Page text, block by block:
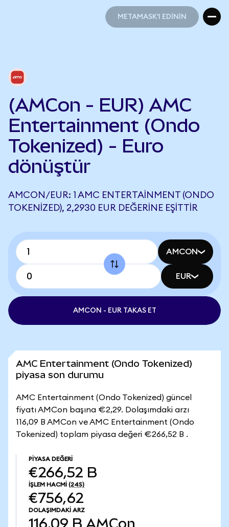
METAMASK'I EDİNİN
(AMCon - EUR) AMC
Entertainment (Ondo
Tokenized) - Euro
dönüştür
AMCON/EUR: 1 AMC ENTERTAINMENT (ONDO
TOKENIZED), 2,2930 EUR DEĞERINE EŞITTIR
AMCON
EUR
AMCON - EUR TAKAS ET
AMC Entertainment (Ondo Tokenized)
piyasa son durumu
AMC Entertainment (Ondo Tokenized) güncel
fiyatı AMCon başına €2,29. Dolaşımdaki arzı
116,09 B AMCon ve AMC Entertainment (Ondo
Tokenized) toplam piyasa değeri €266,52 B .
PIYASA DEĞERI
€266,52 B
İŞLEM HACMI (24S)
€756,62
DOLAŞIMDAKI ARZ
116,09 B AMCon